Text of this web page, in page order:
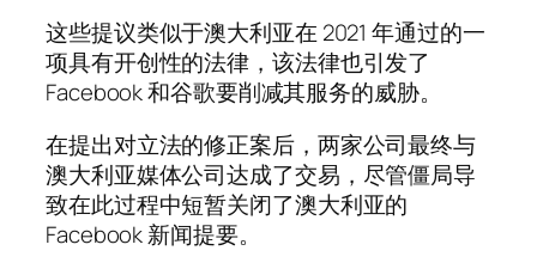
这些提议类似于澳大利亚在 2021 年通过的一
项具有开创性的法律，该法律也引发了
Facebook 和谷歌要削减其服务的威胁。
在提出对立法的修正案后，两家公司最终与
澳大利亚媒体公司达成了交易，尽管僵局导
致在此过程中短暂关闭了澳大利亚的
Facebook 新闻提要。